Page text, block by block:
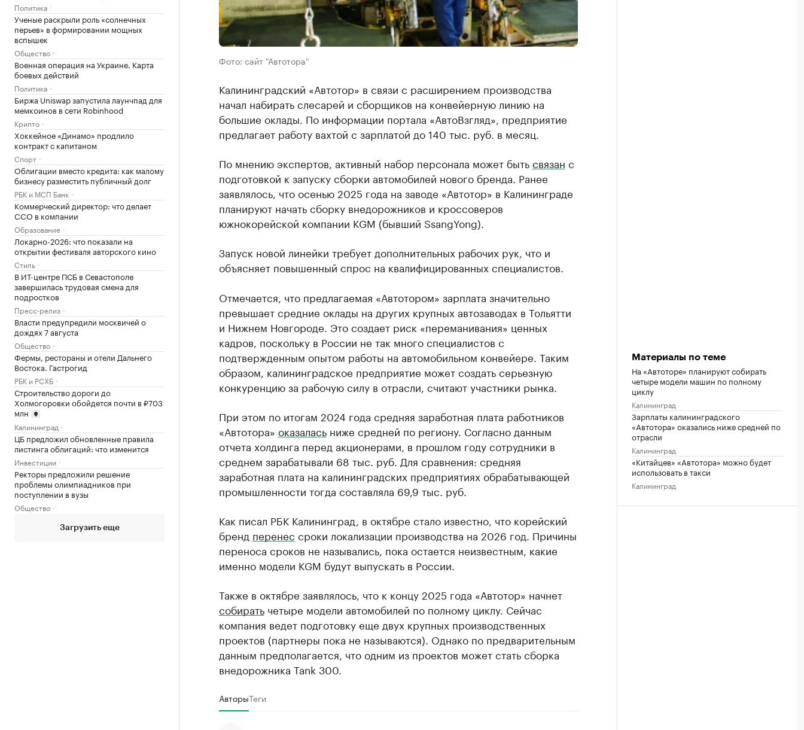
Политика
Ученые раскрыли роль «солнечных
перьев» в формировании мощных
вспышек
Общество
Военная операция на Украине. Карта
боевых действий
Политика
Биржа Uniswap запустила лаунчпад для
мемкоинов в сети Robinhood
Крипто
Хоккейное «Динамо» продлило
контракт с капитаном
Спорт
Облигации вместо кредита: как малому
бизнесу разместить публичный долг
РБК и МСП Банк
Коммерческий директор: что делает
CCO в компании
Образование
Локарно-2026: что показали на
открытии фестиваля авторского кино
Стиль
В ИТ-центре ПСБ в Севастополе
завершилась трудовая смена для
подростков
Пресс-релиз
Власти предупредили москвичей о
дождях 7 августа
Общество
Фермы, рестораны и отели Дальнего
Востока. Гастрогид
РБК и РСХБ
Строительство дороги до
Холмогоровки обойдется почти в ₽703
млн
Калининград
ЦБ предложил обновленные правила
листинга облигаций: что изменится
Инвестиции
Ректоры предложили решение
проблемы олимпиадников при
поступлении в вузы
Общество
Загрузить еще
Фото: сайт "Автотора"
Калининградский «Автотор» в связи с расширением производства
начал набирать слесарей и сборщиков на конвейерную линию на
большие оклады. По информации портала «АвтоВзгляд», предприятие
предлагает работу вахтой с зарплатой до 140 тыс. руб. в месяц.
По мнению экспертов, активный набор персонала может бытьсвязан с
подготовкой к запуску сборки автомобилей нового бренда. Ранее
заявлялось, что осенью 2025 года на заводе «Автотор» в Калининграде
планируют начать сборку внедорожников и кроссоверов
южнокорейской компании KGM (бывший SsangYong).
Запуск новой линейки требует дополнительных рабочих рук, что и
объясняет повышенный спрос на квалифицированных специалистов.
Отмечается, что предлагаемая «Автотором» зарплата значительно
превышает средние оклады на других крупных автозаводах в Тольятти
и Нижнем Новгороде. Это создает риск «переманивания» ценных
кадров, поскольку в России не так много специалистов с
подтвержденным опытом работы на автомобильном конвейере. Таким
образом, калининградское предприятие может создать серьезную
конкуренцию за рабочую силу в отрасли, считают участники рынка.
При этом по итогам 2024 года средняя заработная плата работников
«Автотора» оказаласьниже средней по региону. Согласно данным
отчета холдинга перед акционерами, в прошлом году сотрудники в
среднем зарабатывали 68 тыс. руб. Для сравнения: средняя
заработная плата на калининградских предприятиях обрабатывающей
промышленности тогда составляла 69,9 тыс. руб.
Как писал РБК Калининград, в октябре стало известно, что корейский
бренд перенес сроки локализации производства на 2026 год. Причины
переноса сроков не назывались, пока остается неизвестным, какие
именно модели KGM будут выпускать в России.
Также в октябре заявлялось, что к концу 2025 года «Автотор» начнет
собиратьчетыре модели автомобилей по полному циклу. Сейчас
компания ведет подготовку еще двух крупных производственных
проектов (партнеры пока не называются). Однако по предварительным
данным предполагается, что одним из проектов может стать сборка
внедорожника Tank 300.
АвторыТеги
Материалы по теме
На «Автоторе» планируют собирать
четыре модели машин по полному
циклу
Калининград
Зарплаты калининградского
«Автотора» оказались ниже средней по
отрасли
Калининград
«Китайцев» «Автотора» можно будет
использовать в такси
Калининград